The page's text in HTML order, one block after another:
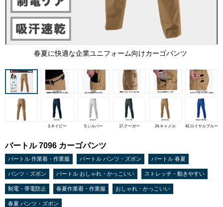
春夏に快適な企業ユニフォーム向けカーゴパンツ
3.ネイビー 5.シルバー 17.クーガー 24.キャメル 42.ロイヤルブルー
バートル 7096 カーゴパンツ
バートル 作業着・作業服 バートル パンツ・ズボン バートル 春夏
パンツ・ズボン バートル おしゃれ・かっこいい ストレッチ・動きやすい
制電・帯電防止 春夏作業着・作業服 おしゃれ・かっこいい
春夏 パンツ・ズボン